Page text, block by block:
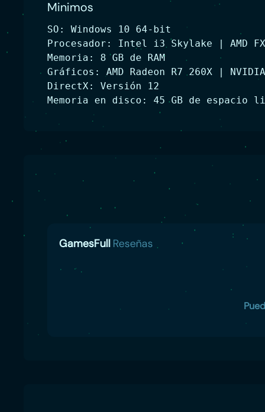
Minimos
SO: Windows 10 64-bit
Procesador: Intel i3 Skylake | AMD
Memoria: 8 GB de RAM
Gráficos: AMD Radeon R7 260X |
DirectX: Versión 12
Memoria en disco: 45 GB de espacio
GamesFull Reseñas